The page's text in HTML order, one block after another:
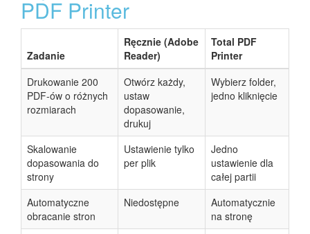
PDF Printer
Zadanie
Ręcznie (Adobe
Reader)
Total PDF
Printer
Drukowanie 200
PDF-ów o różnych
rozmiarach
Otwórz każdy,
ustaw
dopasowanie,
drukuj
Wybierz folder,
jedno kliknięcie
Skalowanie
dopasowania do
strony
Ustawienie tylko
per plik
Jedno
ustawienie dla
całej partii
Automatyczne
obracanie stron
Niedostępne
Automatycznie
na stronę